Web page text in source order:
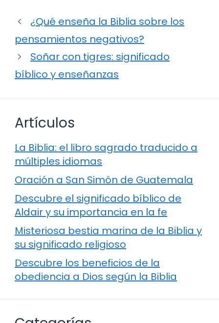
¿Qué enseña la Biblia sobre los
pensamientos negativos?
Soñar con tigres: significado
bíblico y enseñanzas
Artículos
La Biblia: el libro sagrado traducido a
múltiples idiomas
Oración a San Simón de Guatemala
Descubre el significado bíblico de
Aldair y su importancia en la fe
Misteriosa bestia marina de la Biblia y
su significado religioso
Descubre los beneficios de la
obediencia a Dios según la Biblia